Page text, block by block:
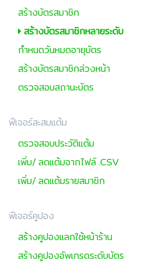
สร้างบัตรสมาชิก
สร้างบัตรสมาชิกหลายระดับ
กำหนดวันหมดอายุบัตร
สร้างบัตรสมาชิกล่วงหน้า
ตรวจสอบสถานะบัตร
ฟีเจอร์สะสมแต้ม
ตรวจสอบประวัติแต้ม
เพิ่ม/ ลดแต้มจากไฟล์ .CSV
เพิ่ม/ ลดแต้มรายสมาชิก
ฟีเจอร์คูปอง
สร้างคูปองแลกใช้หน้าร้าน
สร้างคูปองอัพเกรดระดับบัตร